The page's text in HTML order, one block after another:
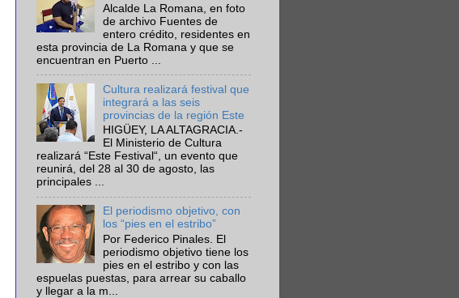
Alcalde La Romana, en foto
de archivo Fuentes de
entero crédito, residentes en
esta provincia de La Romana y que se
encuentran en Puerto ...
Cultura realizará festival que
integrará a las seis
provincias de la región Este
HIGÜEY, LA ALTAGRACIA.-
El Ministerio de Cultura
realizará “Este Festival“, un evento que
reunirá, del 28 al 30 de agosto, las
principales ...
El periodismo objetivo, con
los “pies en el estribo”
Por Federico Pinales. El
periodismo objetivo tiene los
pies en el estribo y con las
espuelas puestas, para arrear su caballo
y llegar a la m...